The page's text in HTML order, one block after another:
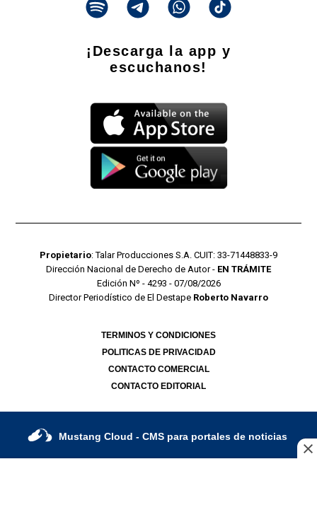
¡Descarga la app y
escuchanos!
Propietario: Talar Producciones S.A. CUIT: 33-71448833-9
Dirección Nacional de Derecho de Autor - EN TRÁMITE
Edición Nº - 4293 - 07/08/2026
Director Periodístico de El Destape Roberto Navarro
TERMINOS Y CONDICIONES
POLITICAS DE PRIVACIDAD
CONTACTO COMERCIAL
CONTACTO EDITORIAL
Mustang Cloud - CMS para portales de noticias